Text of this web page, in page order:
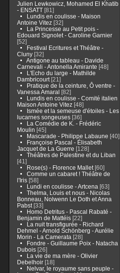
Julien Lewkowicz, Mohamed El Khatib
- ENSATT[81]
Lundis en coulisse - Maison
Antoine Vitez[32]
La Princesse au Petit pois -
Edouard Signolet - Caroline Garnier
[52]
Festival Ecritures et Théâtre -
Cluny[32]
Antigone au tableau - Davide
Carnevali - Antonella Amirante [48]
L'Echo du large - Mathilde
Dambricourt[21]
Pratique de la ceinture, Ô ventre -
Vanessa Amaral [82]
Lundis en coulisse - Comité italien
Maison Antoine Vitez[48]
Ismée et la semeuse d'étoiles - Les
lucarnes songeuses[36]
La Comédie de K. - Frédéric
Moulin [45]
Mascarade - Philippe Labaune [40]
Françoise Pascal - Élisabeth
Jacquet de La Guerre [128]
Théâtres de Palestine et du Liban
[41]
Rose(s) - Florence Mallet[60]
Comme un cabaret ! Théâtre de
l'Iris[58]
Lundi en coulisse - Artcena [63]
Thelma, Louis et nous - Nicolas
Bonneau, Nolwenn Le Doth et Anna
Pabst[33]
Homo Detritus - Pascal Rabaté -
Benjamin de Mattéis[22]
La nuit transfigurée - Richard
Dehmel - Arnold Schönberg - Aurélie
Morin - La Camerata [28]
Fondre - Guillaume Poix - Natacha
Dubois[26]
La vie de ma mère - Olivier
Debelhoir[18]
Nelvar, le royaume sans peuple -